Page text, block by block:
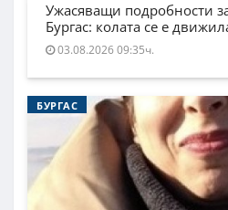
Ужасяващи подробности
Бургас: колата се е
03.08.2026 09:35ч.
БУРГАС